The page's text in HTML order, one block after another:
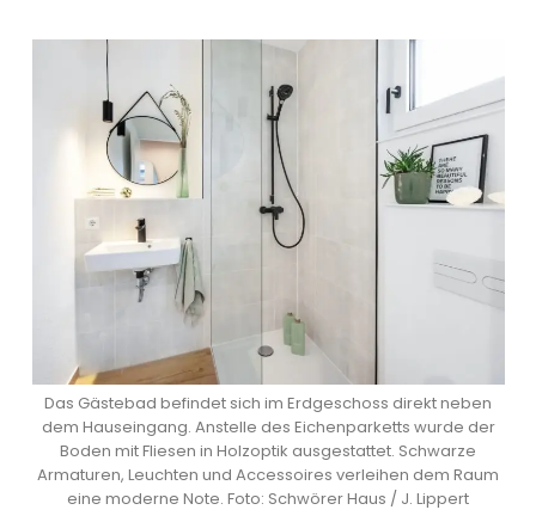
Das Gästebad befindet sich im Erdgeschoss direkt neben
dem Hauseingang. Anstelle des Eichenparketts wurde der
Boden mit Fliesen in Holzoptik ausgestattet. Schwarze
Armaturen, Leuchten und Accessoires verleihen dem Raum
eine moderne Note. Foto: Schwörer Haus / J. Lippert